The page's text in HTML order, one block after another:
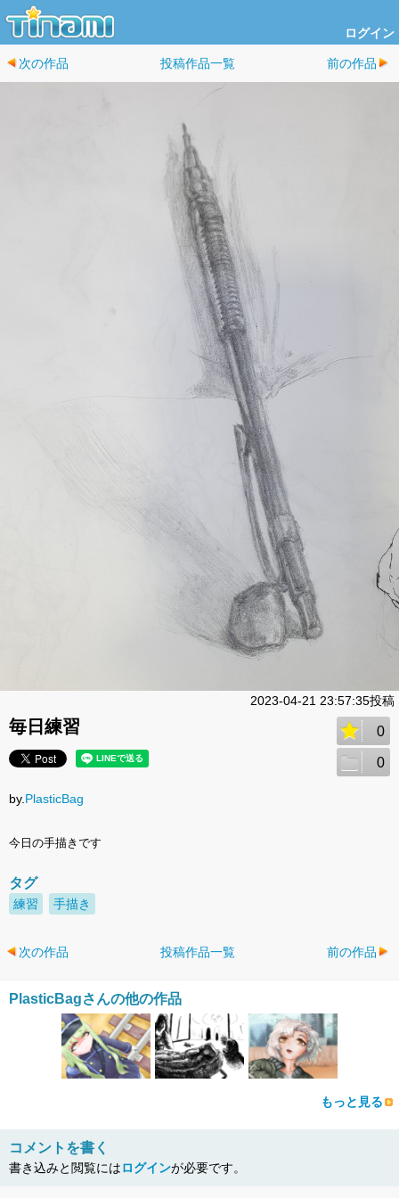
ログイン
次の作品 投稿作品一覧 前の作品
2023-04-21 23:57:35投稿
毎日練習 0
0
by. PlasticBag
今日の手描きです
タグ
練習 手描き
次の作品 投稿作品一覧 前の作品
PlasticBagさんの他の作品
もっと見る
コメントを書く
書き込みと閲覧にはログインが必要です。